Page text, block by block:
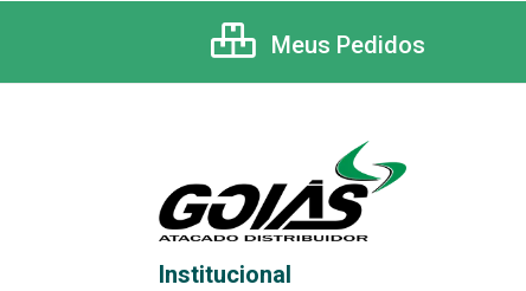
Meus Pedidos
Institucional